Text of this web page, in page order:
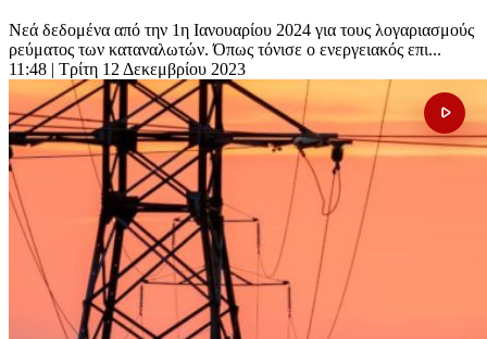
Nεά δεδομένα από την 1η Ιανουαρίου 2024 για τους λογαριασμούς
ρεύματος των καταναλωτών. Όπως τόνισε ο ενεργειακός επι...
11:48 | Τρίτη 12 Δεκεμβρίου 2023